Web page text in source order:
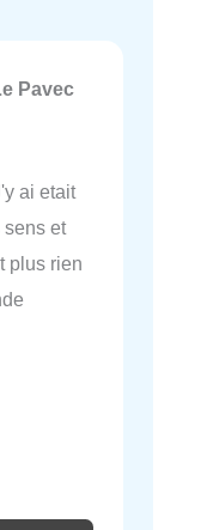
Pavec
ai etait
sens et
plus rien